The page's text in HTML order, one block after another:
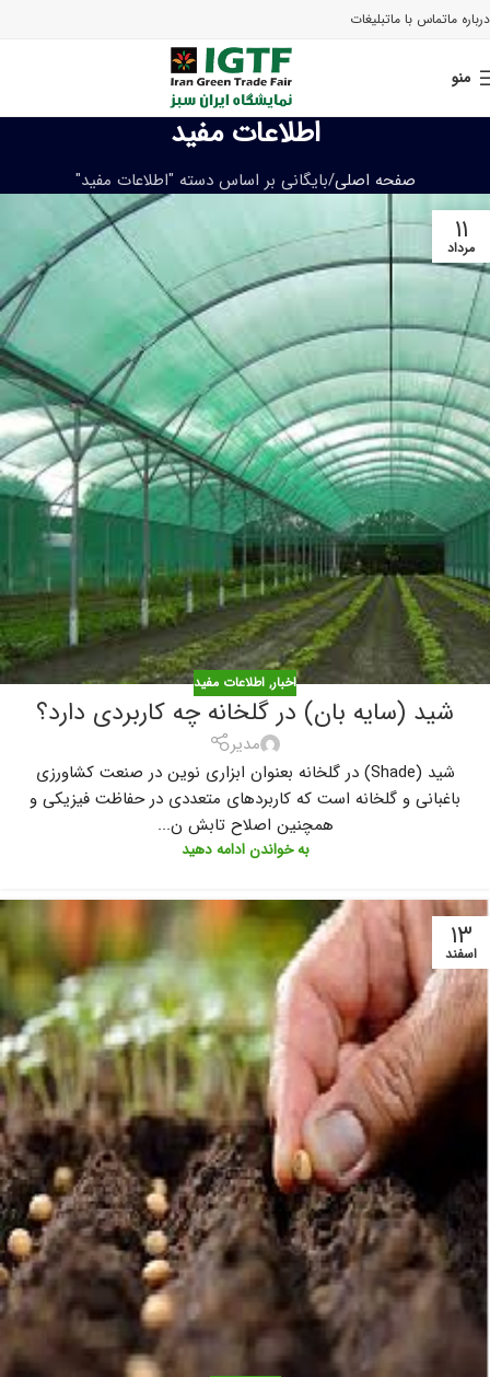
درباره ماتماس با ماتبلیغات
منو
اطلاعات مفید
صفحه اصلی بایگانی بر اساس دسته "اطلاعات مفید"
۱۱
مرداد
اخبار, اطلاعات مفید
شید (سایه بان) در گلخانه چه کاربردی دارد؟
مدیر
شید (Shade) در گلخانه بعنوان ابزاری نوین در صنعت کشاورزی
باغبانی و گلخانه است که کاربردهای متعددی در حفاظت فیزیکی و
همچنین اصلاح تابش ن...
به خواندن ادامه دهید
۱۳
اسفند